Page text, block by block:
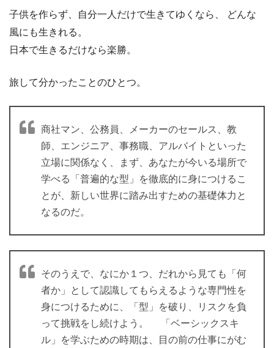
子供を作らず、自分一人だけで生きてゆくなら、 どんな
風にも生きれる。
日本で生きるだけなら楽勝。
旅して分かったことのひとつ。
商社マン、公務員、メーカーのセールス、教
師、エンジニア、事務職、アルバイトといった
立場に関係なく、まず、あなたが今いる場所で
学べる「普遍的な型」を徹底的に身につけるこ
とが、新しい世界に踏み出すための基礎体力と
なるのだ。
そのうえで、なにか１つ、だれから見ても「何
者か」として認識してもらえるような専門性を
身につけるために、「型」を破り、リスクを負
って挑戦をし続けよう。 「ベーシックスキ
ル」を学ぶための時期は、目の前の仕事にがむ